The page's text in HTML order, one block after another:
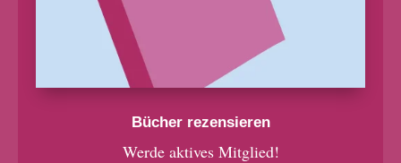
Bücher rezensieren
Werde aktives Mitglied!